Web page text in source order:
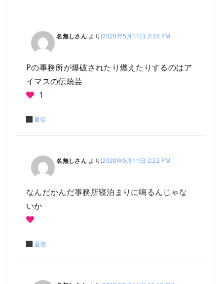
名無しさん より:2020年5月11日 2:36 PM
Pの事務所が爆破されたり燃えたりするのはア
イマスの伝統芸
1
返信
名無しさん より:2020年5月11日 2:22 PM
なんだかんだ事務所寝泊まりに鳴るんじゃな
いか
返信